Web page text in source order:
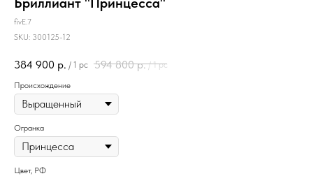
fivE.7
SKU: 300125-12
384 900 р. / 1 pc 594 800 р. / 1 pc
Происхождение
Огранка
Цвет, РФ